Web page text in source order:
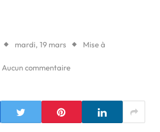
mardi, 19 mars Mise à
Aucun commentaire